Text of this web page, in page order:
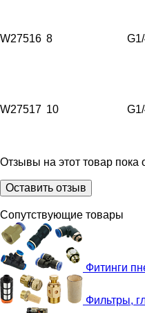
W27516 8
W27517 10
Отзывы на этот товар пока
Оставить отзыв
Сопутствующие товары
Фитинги
Фильтры,